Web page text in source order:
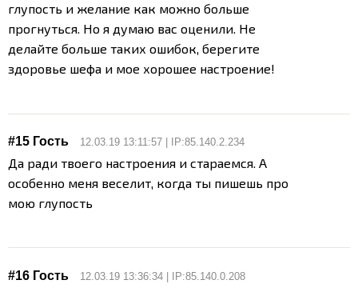
глупость и желание как можно больше
прогнуться. Но я думаю вас оценили. Не
делайте больше таких ошибок, берегите
здоровье шефа и мое хорошее настроение!
#15 Гость 12.03.19 13:11:57 | IP:85.140.2.234
Да ради твоего настроения и стараемся. А
особенно меня веселит, когда ты пишешь про
мою глупость
#16 Гость 12.03.19 13:36:34 | IP:85.140.0.208